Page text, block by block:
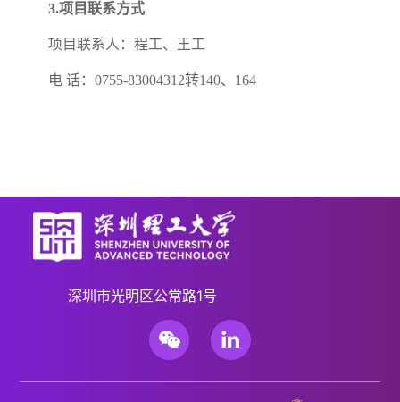
3.项目联系方式
项目联系人：程工、王工
电 话：0755-83004312转140、164
深圳市光明区公常路1号